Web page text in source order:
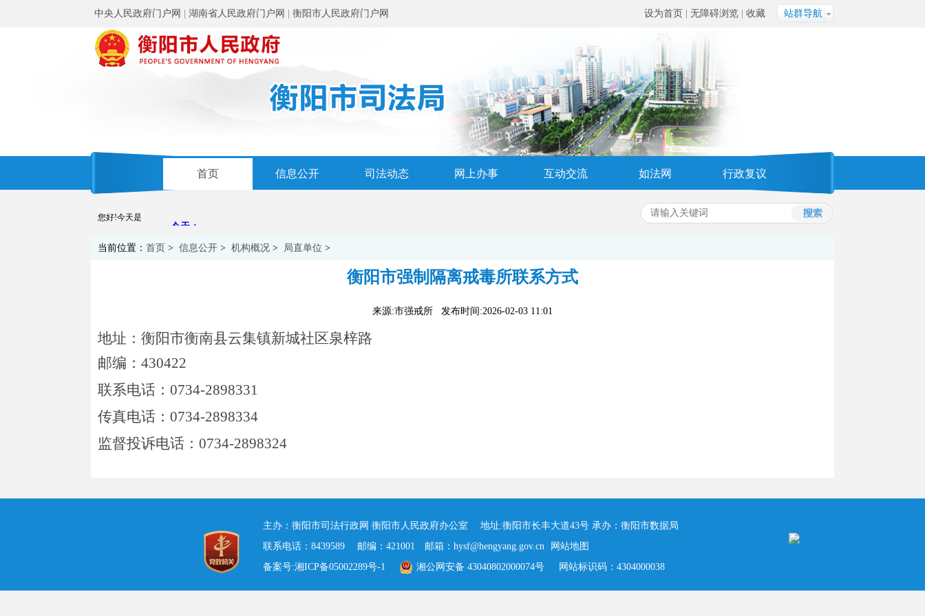
中央人民政府门户网 湖南省人民政府门户网 衡阳市人民政府门户网 站群导航
设为首页 无障碍浏览 收藏
首页 信息公开 司法动态 网上办事 互动交流 如法网 行政复议
您好!今天是
当前位置： 首页 > 信息公开 > 机构概况 > 局直单位 >
衡阳市强制隔离戒毒所联系方式
来源:市强戒所 发布时间:2026-02-03 11:01
地址：衡阳市衡南县云集镇新城社区泉梓路
邮编： 430422
联系电话： 0734-2898331
传真电话： 0734-2898334
监督投诉电话： 0734-2898324
主办：衡阳市司法行政网 衡阳市人民政府办公室 地址:衡阳市长丰大道43号 承办： 衡阳市数据局
联系电话：8439589 邮编：421001 邮箱：hysf@hengyang.gov.cn
网站地图
备案号:湘ICP备05002289号-1
湘公网安备 43040802000074号 网站标识码：4304000038